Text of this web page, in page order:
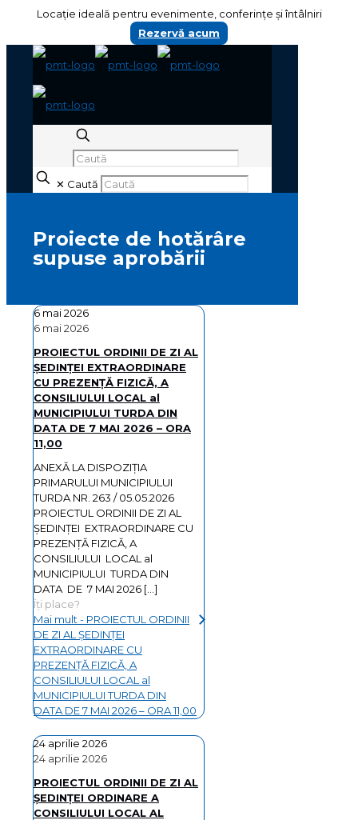
Locație ideală pentru evenimente, conferințe și întâlniri
Rezervă acum
✕ Caută
Proiecte de hotărâre
supuse aprobării
6 mai 2026
6 mai 2026
PROIECTUL ORDINII DE ZI AL
ŞEDINŢEI EXTRAORDINARE
CU PREZENȚĂ FIZICĂ, A
CONSILIULUI LOCAL al
MUNICIPIULUI TURDA DIN
DATA DE 7 MAI 2026 – ORA
11,00
ANEXĂ LA DISPOZIȚIA
PRIMARULUI MUNICIPIULUI
TURDA NR. 263 / 05.05.2026
PROIECTUL ORDINII DE ZI AL
ŞEDINŢEI EXTRAORDINARE CU
PREZENȚĂ FIZICĂ, A
CONSILIULUI LOCAL al
MUNICIPIULUI TURDA DIN
DATA DE 7 MAI 2026 […]
Îți place?
Mai mult - PROIECTUL ORDINII
DE ZI AL ŞEDINŢEI
EXTRAORDINARE CU
PREZENȚĂ FIZICĂ, A
CONSILIULUI LOCAL al
MUNICIPIULUI TURDA DIN
DATA DE 7 MAI 2026 – ORA 11,00
24 aprilie 2026
24 aprilie 2026
PROIECTUL ORDINII DE ZI AL
ŞEDINŢEI ORDINARE A
CONSILIULUI LOCAL AL